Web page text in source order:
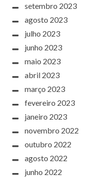
setembro 2023
agosto 2023
julho 2023
junho 2023
maio 2023
abril 2023
março 2023
fevereiro 2023
janeiro 2023
novembro 2022
outubro 2022
agosto 2022
junho 2022